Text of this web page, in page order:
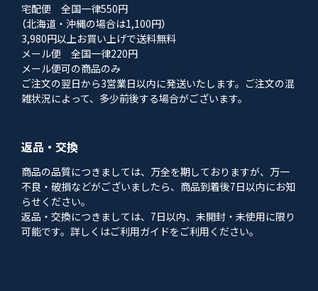
宅配便 全国一律550円
（北海道・沖縄の場合は1,100円）
3,980円以上お買い上げで送料無料
メール便 全国一律220円
メール便可の商品のみ
ご注文の翌日から3営業日以内に発送いたします。ご注文の混
雑状況によって、多少前後する場合がございます。
返品・交換
商品の品質につきましては、万全を期しておりますが、万一
不良・破損などがございましたら、商品到着後7日以内にお知
らせください。
返品・交換につきましては、7日以内、未開封・未使用に限り
可能です。詳しくはご利用ガイドをご利用ください。